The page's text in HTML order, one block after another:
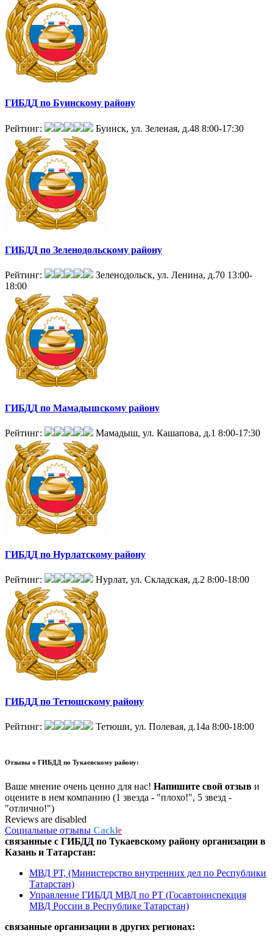
ГИБДД по Буинскому району
Рейтинг: Буинск, ул. Зеленая, д.48 8:00-17:30
ГИБДД по Зеленодольскому району
Рейтинг: Зеленодольск, ул. Ленина, д.70 13:00-
18:00
ГИБДД по Мамадышскому району
Рейтинг: Мамадыш, ул. Кашапова, д.1 8:00-17:30
ГИБДД по Нурлатскому району
Рейтинг: Нурлат, ул. Складская, д.2 8:00-18:00
ГИБДД по Тетюшскому району
Рейтинг: Тетюши, ул. Полевая, д.14а 8:00-18:00
Отзывы о ГИБДД по Тукаевскому району:
Ваше мнение очень ценно для нас! Напишите свой отзыв и
оцените в нем компанию (1 звезда - "плохо!", 5 звезд -
"отлично!")
Reviews are disabled
Социальные отзывы Cackle
связанные с ГИБДД по Тукаевскому району организации в
Казань и Татарстан:
МВД РТ, (Министерство внутренних дел по Республики
Татарстан)
Управление ГИБДД МВД по РТ (Госавтоинспекция
МВД России в Республике Татарстан)
связанные организации в других регионах: